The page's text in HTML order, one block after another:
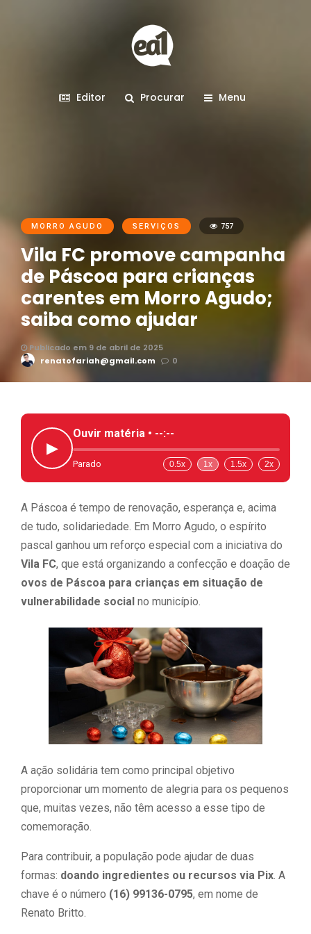
Editor Procurar Menu
MORRO AGUDO SERVIÇOS 757
Vila FC promove campanha
de Páscoa para crianças
carentes em Morro Agudo;
saiba como ajudar
Publicado em 9 de abril de 2025
renatofariah@gmail.com
0
▶
Ouvir matéria • --:--
Parado 0.5x 1x 1.5x 2x
A Páscoa é tempo de renovação, esperança e, acima
de tudo, solidariedade. Em Morro Agudo, o espírito
pascal ganhou um reforço especial com a iniciativa do
Vila FC, que está organizando a confecção e doação de
ovos de Páscoa para crianças em situação de
vulnerabilidade social no município.
A ação solidária tem como principal objetivo
proporcionar um momento de alegria para os pequenos
que, muitas vezes, não têm acesso a esse tipo de
comemoração.
Para contribuir, a população pode ajudar de duas
formas: doando ingredientes ou recursos via Pix. A
chave é o número (16) 99136-0795, em nome de
Renato Britto.